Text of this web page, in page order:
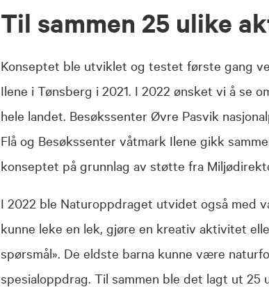
Til sammen 25 ulike
Konseptet ble utviklet og testet første gang
Ilene i Tønsberg i 2021. I 2022 ønsket vi å se
hele landet. Besøkssenter Øvre Pasvik
Flå og Besøkssenter våtmark Ilene gikk
konseptet på grunnlag av støtte fra
I 2022 ble Naturoppdraget utvidet også med
kunne leke en lek, gjøre en kreativ aktivitet
spørsmål». De eldste barna kunne være
spesialoppdrag. Til sammen ble det lagt ut 25